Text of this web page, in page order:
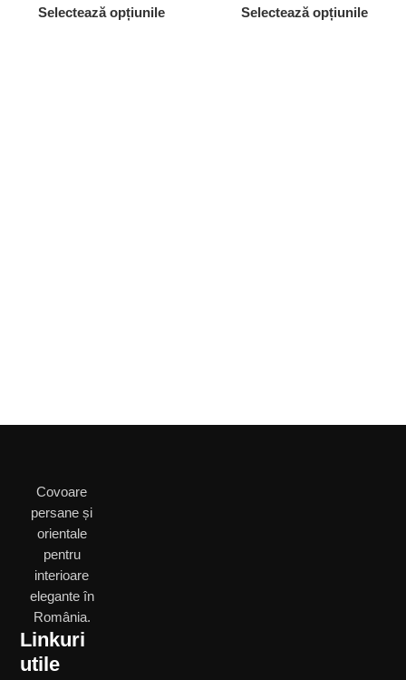
Selectează opțiunile
Selectează opțiunile
Covoare
persane și
orientale
pentru
interioare
elegante în
România.
Linkuri
utile